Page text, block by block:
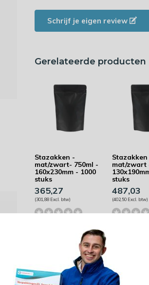
Schrijf je eigen review
Gerelateerde producten
Stazakken -
mat/zwart- 750ml -
160x230mm - 1000
stuks
365,27
(301,88 Excl. btw)
Stazakken
mat/zwart
stuks
487,03
(402,50 Excl. btw)